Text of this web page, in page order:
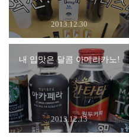
2013.12.30
내 입맛은 달콤 아메리카노!
2013.12.13